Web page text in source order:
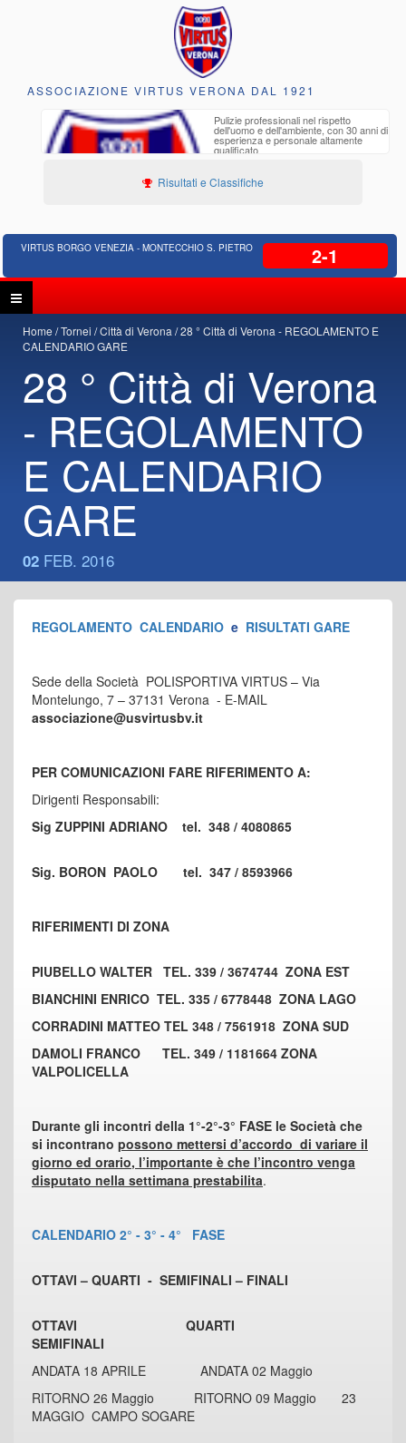
ASSOCIAZIONE VIRTUS VERONA DAL 1921
Pulizie professionali nel rispetto
dell'uomo e dell'ambiente, con 30 anni di
esperienza e personale altamente
qualificato
Risultati e Classifiche
VIRTUS BORGO VENEZIA - MONTECCHIO S. PIETRO 2-1
Home Tornei Città di Verona 28 ° Città di Verona - REGOLAMENTO E
CALENDARIO GARE
28 ° Città di Verona
- REGOLAMENTO
E CALENDARIO
GARE
02 FEB. 2016
REGOLAMENTO CALENDARIO e RISULTATI GARE
Sede della Società POLISPORTIVA VIRTUS – Via
Montelungo, 7 – 37131 Verona - E-MAIL
associazione@usvirtusbv.it
PER COMUNICAZIONI FARE RIFERIMENTO A:
Dirigenti Responsabili:
Sig ZUPPINI ADRIANO tel. 348 / 4080865
Sig. BORON PAOLO tel. 347 / 8593966
RIFERIMENTI DI ZONA
PIUBELLO WALTER TEL. 339 / 3674744 ZONA EST
BIANCHINI ENRICO TEL. 335 / 6778448 ZONA LAGO
CORRADINI MATTEO TEL 348 / 7561918 ZONA SUD
DAMOLI FRANCO TEL. 349 / 1181664 ZONA
VALPOLICELLA
Durante gli incontri della 1°-2°-3° FASE le Società che
si incontrano possono mettersi d’accordo di variare il
giorno ed orario, l’importante è che l’incontro venga
disputato nella settimana prestabilita.
CALENDARIO 2° - 3° - 4° FASE
OTTAVI – QUARTI - SEMIFINALI – FINALI
OTTAVI
QUARTI
SEMIFINALI
ANDATA 18 APRILE ANDATA 02 Maggio
RITORNO 26 Maggio RITORNO 09 Maggio 23
MAGGIO CAMPO SOGARE